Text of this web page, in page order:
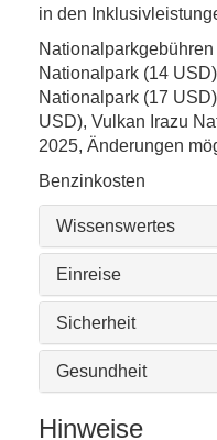
in den
Nationalpark (14
Nationalpark (17
USD), Vulkan Irazu
2025, Änderungen
Benzinkosten
Wissenswertes
Einreise
Sicherheit
Gesundheit
Hinweise